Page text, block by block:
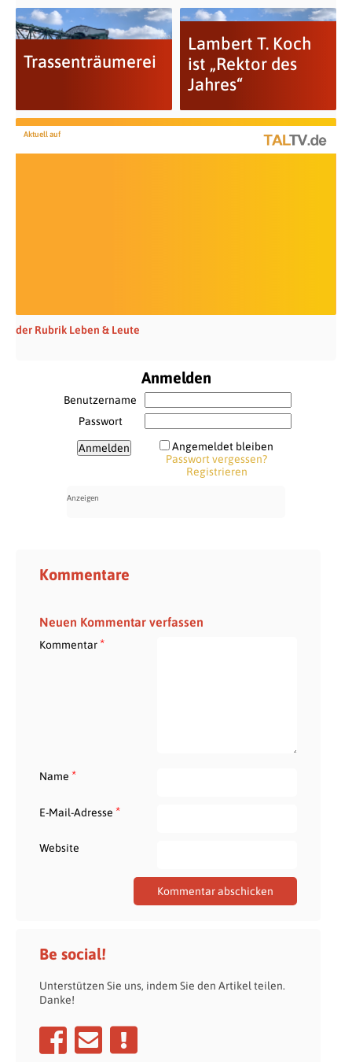
Trassenträumerei
Lambert T. Koch
ist „Rektor des
Jahres“
Aktuell auf
der Rubrik Leben & Leute
Anmelden
Benutzername
Passwort
Angemeldet bleiben
Passwort vergessen?
Registrieren
Kommentare
Neuen Kommentar verfassen
Kommentar*
Name *
E-Mail-Adresse *
Website
Be social!
Unterstützen Sie uns, indem Sie den Artikel teilen.
Danke!